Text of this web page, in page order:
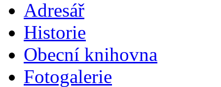
Adresář
Historie
Obecní knihovna
Fotogalerie